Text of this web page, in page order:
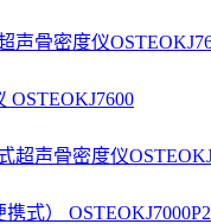
OSTEOKJ7600
式） OSTEOKJ7000P2